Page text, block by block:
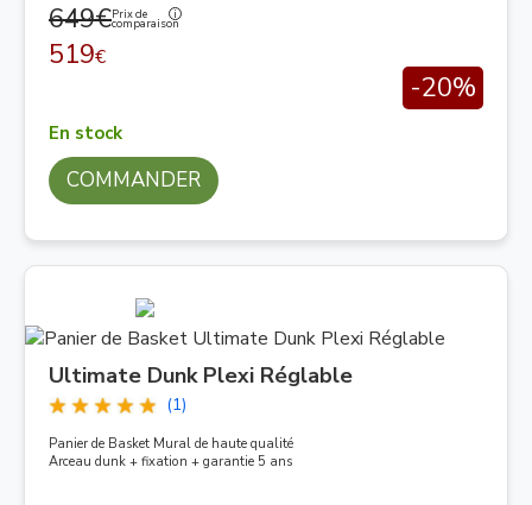
649€Prix de
comparaison
519€
-20%
En stock
COMMANDER
Ultimate Dunk Plexi Réglable
(1)
Panier de Basket Mural de haute qualité
Arceau dunk + fixation + garantie 5 ans